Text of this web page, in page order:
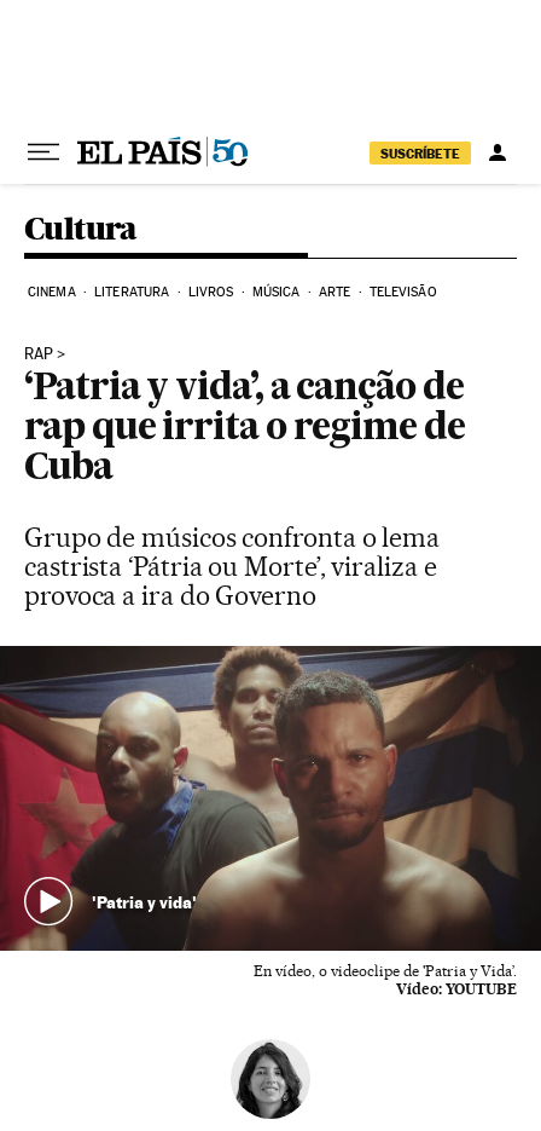
SUSCRÍBETE
Cultura
CINEMA LITERATURA LIVROS MÚSICA ARTE TELEVISÃO
RAP
‘Patria y vida’, a canção de
rap que irrita o regime de
Cuba
Grupo de músicos confronta o lema
castrista ‘Pátria ou Morte’, viraliza e
provoca a ira do Governo
'Patria y vida'
En vídeo, o videoclipe de 'Patria y Vida’.
Vídeo: YOUTUBE